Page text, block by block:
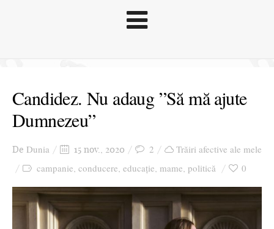
Stari afective
Zice Dunia
Cursuri povestite
Ziua culorii
Candidez. Nu adaug ”Să mă ajute
Dumnezeu”
De Dunia 15 nov., 2020 2
Trăiri afective ale mele
campanie, conducere, educație, mame, politică 0